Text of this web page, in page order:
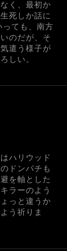
く、最初か
死しか話に
ても、南方
のだが、そ
遣う様子が
しい。
ハリウッド
ドンパチも
を軸とした
ラーのよう
っと違うか
う祈りま